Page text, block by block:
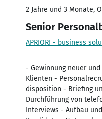
2 Jahre und 3 Monate,
Senior
APRIORI - business
- Gewinnung neuer
Klienten -
disposition - Briefing
Durchführung von
Interviews - Aufbau